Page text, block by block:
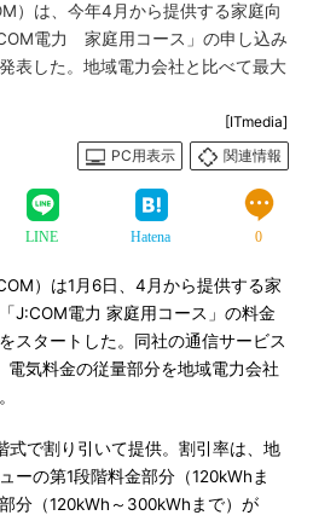
）は、今年4月から提供する家庭向
電力 家庭用コース」の申し込み
表した。地域電力会社と比べて最大
[ITmedia]
PC用表示
関連情報
LINE Hatena 0
）は1月6日、4月から提供する家
J:COM電力 家庭用コース」の料金
スタートした。同社の通信サービス
電気料金の従量部分を地域電力会社
で割り引いて提供。割引率は、地
ーの第1段階料金部分（120kWhま
分（120kWh～300kWhまで）が